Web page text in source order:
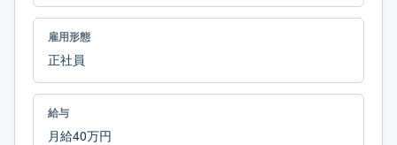
雇用形態
正社員
給与
月給40万円